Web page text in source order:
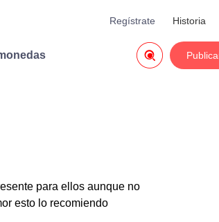
Historia
Regístrate

para ellos aunque no
esto lo recomiendo